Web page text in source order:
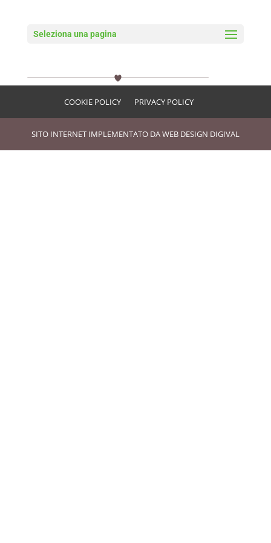
Seleziona una pagina
Residence Blumental Cuore
COOKIE POLICY PRIVACY POLICY
SITO INTERNET IMPLEMENTATO DAWEB DESIGN DIGIVAL